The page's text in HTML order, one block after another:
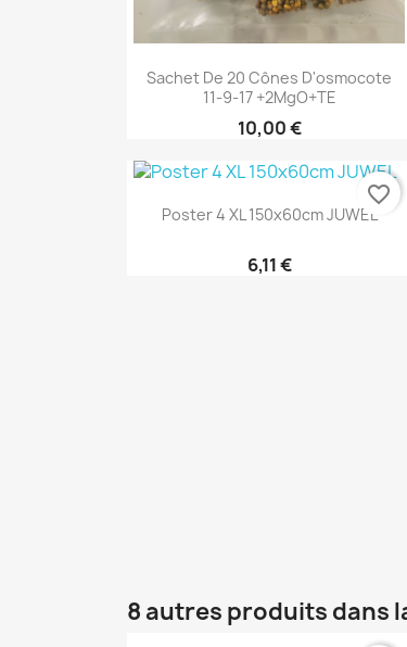
 Aperçu rapide
Sachet De 20 Cônes D'osmocote
11-9-17 +2MgO+TE
10,00 €
Aperçu rapide
Poster 4 XL 150x60cm JUWEL
6,11 €
favorite_border
8 autres produits dans